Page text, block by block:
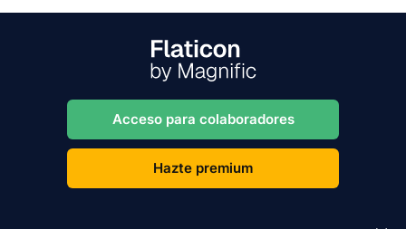
Acceso para colaboradores
Hazte premium